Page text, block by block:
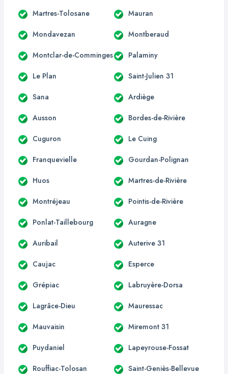
Martres-Tolosane Mauran
Mondavezan Montberaud
Montclar-de-Comminges Palaminy
Le Plan Saint-Julien 31
Sana Ardiège
Ausson Bordes-de-Rivière
Cuguron Le Cuing
Franquevielle Gourdan-Polignan
Huos Martres-de-Rivière
Montréjeau Pointis-de-Rivière
Ponlat-Taillebourg Auragne
Auribail Auterive 31
Caujac Esperce
Grépiac Labruyère-Dorsa
Lagrâce-Dieu Mauressac
Mauvaisin Miremont 31
Puydaniel Lapeyrouse-Fossat
Rouffiac-Tolosan Saint-Geniès-Bellevue